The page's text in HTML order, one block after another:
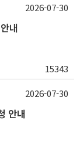
내
15343
2026-07-30
안내
2026-07-30